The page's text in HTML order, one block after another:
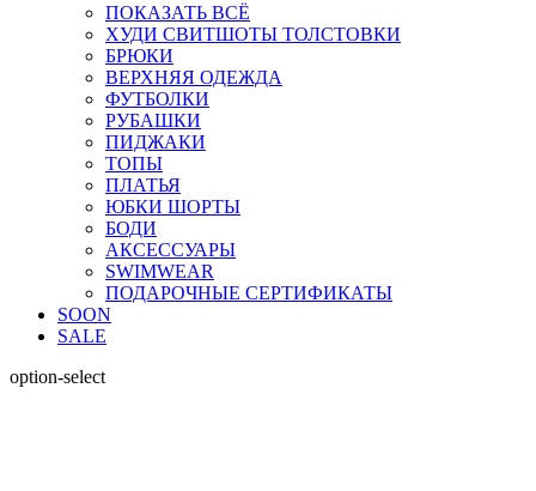
ПОКАЗАТЬ ВСЁ
ХУДИ СВИТШОТЫ ТОЛСТОВКИ
БРЮКИ
ВЕРХНЯЯ ОДЕЖДА
ФУТБОЛКИ
РУБАШКИ
ПИДЖАКИ
ТОПЫ
ПЛАТЬЯ
ЮБКИ ШОРТЫ
БОДИ
АКСЕССУАРЫ
SWIMWEAR
ПОДАРОЧНЫЕ СЕРТИФИКАТЫ
SOON
SALE
option-select